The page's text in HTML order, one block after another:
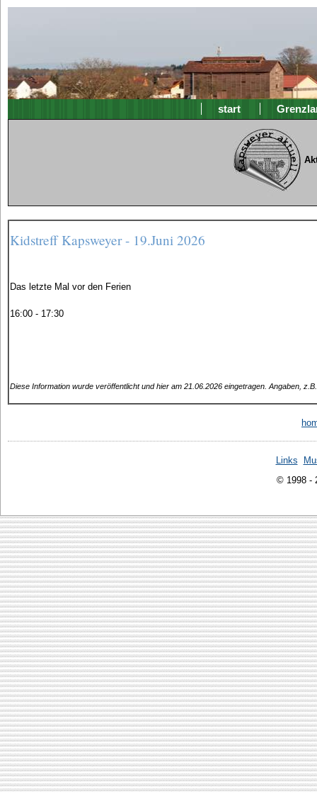
start
Kidstreff Kapsweyer - 19.Juni 2026
Das letzte Mal vor den Ferien
16:00 - 17:30
Diese Information wurde veröffentlicht und hier am 21.06.2026 eingetragen. Angaben,
Links
© 1998 -